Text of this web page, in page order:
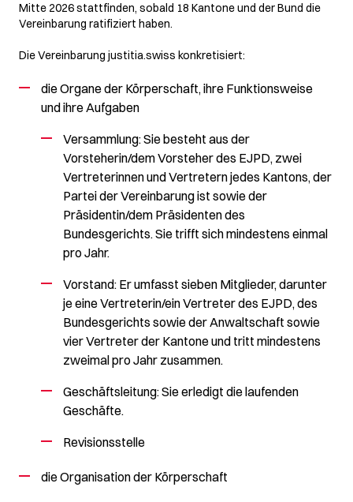
Mitte 2026 stattfinden, sobald 18 Kantone und der Bund die
Vereinbarung ratifiziert haben.
Die Vereinbarung justitia.swiss konkretisiert:
die Organe der Körperschaft, ihre Funktionsweise
und ihre Aufgaben
Versammlung: Sie besteht aus der
Vorsteherin/dem Vorsteher des EJPD, zwei
Vertreterinnen und Vertretern jedes Kantons, der
Partei der Vereinbarung ist sowie der
Präsidentin/dem Präsidenten des
Bundesgerichts. Sie trifft sich mindestens einmal
pro Jahr.
Vorstand: Er umfasst sieben Mitglieder, darunter
je eine Vertreterin/ein Vertreter des EJPD, des
Bundesgerichts sowie der Anwaltschaft sowie
vier Vertreter der Kantone und tritt mindestens
zweimal pro Jahr zusammen.
Geschäftsleitung: Sie erledigt die laufenden
Geschäfte.
Revisionsstelle
die Organisation der Körperschaft